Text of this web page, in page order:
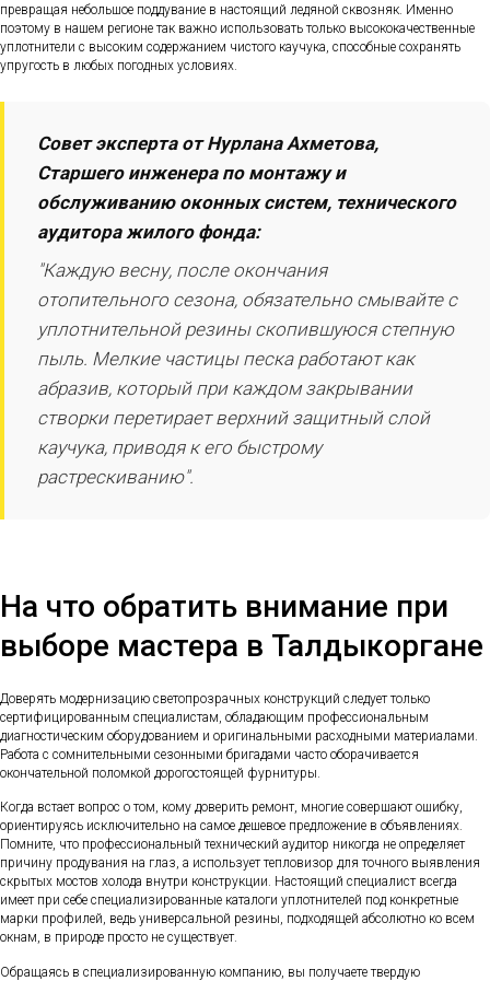
превращая небольшое поддувание в настоящий ледяной сквозняк. Именно
поэтому в нашем регионе так важно использовать только высококачественные
уплотнители с высоким содержанием чистого каучука, способные сохранять
упругость в любых погодных условиях.
Совет эксперта от Нурлана Ахметова,
Старшего инженера по монтажу и
обслуживанию оконных систем, технического
аудитора жилого фонда:
"Каждую весну, после окончания
отопительного сезона, обязательно смывайте с
уплотнительной резины скопившуюся степную
пыль. Мелкие частицы песка работают как
абразив, который при каждом закрывании
створки перетирает верхний защитный слой
каучука, приводя к его быстрому
растрескиванию".
На что обратить внимание при
выборе мастера в Талдыкоргане
Доверять модернизацию светопрозрачных конструкций следует только
сертифицированным специалистам, обладающим профессиональным
диагностическим оборудованием и оригинальными расходными материалами.
Работа с сомнительными сезонными бригадами часто оборачивается
окончательной поломкой дорогостоящей фурнитуры.
Когда встает вопрос о том, кому доверить ремонт, многие совершают ошибку,
ориентируясь исключительно на самое дешевое предложение в объявлениях.
Помните, что профессиональный технический аудитор никогда не определяет
причину продувания на глаз, а использует тепловизор для точного выявления
скрытых мостов холода внутри конструкции. Настоящий специалист всегда
имеет при себе специализированные каталоги уплотнителей под конкретные
марки профилей, ведь универсальной резины, подходящей абсолютно ко всем
окнам, в природе просто не существует.
Обращаясь в специализированную компанию, вы получаете твердую